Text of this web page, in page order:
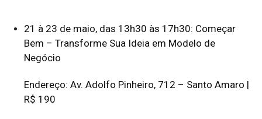
21 à 23 de maio, das 13h30 às 17h30: Começar
Bem – Transforme Sua Ideia em Modelo de
Negócio
Endereço: Av. Adolfo Pinheiro, 712 – Santo Amaro |
R$ 190